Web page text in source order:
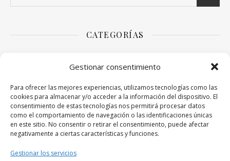
Gestionar consentimiento
Para ofrecer las mejores experiencias, utilizamos tecnologías como las
cookies para almacenar y/o acceder a la información del dispositivo. El
consentimiento de estas tecnologías nos permitirá procesar datos
como el comportamiento de navegación o las identificaciones únicas
en este sitio. No consentir o retirar el consentimiento, puede afectar
negativamente a ciertas características y funciones.
Gestionar los servicios
CATEGORÍAS
Bebés y niños
Decoración para la casa
Educación
Sobre hombres